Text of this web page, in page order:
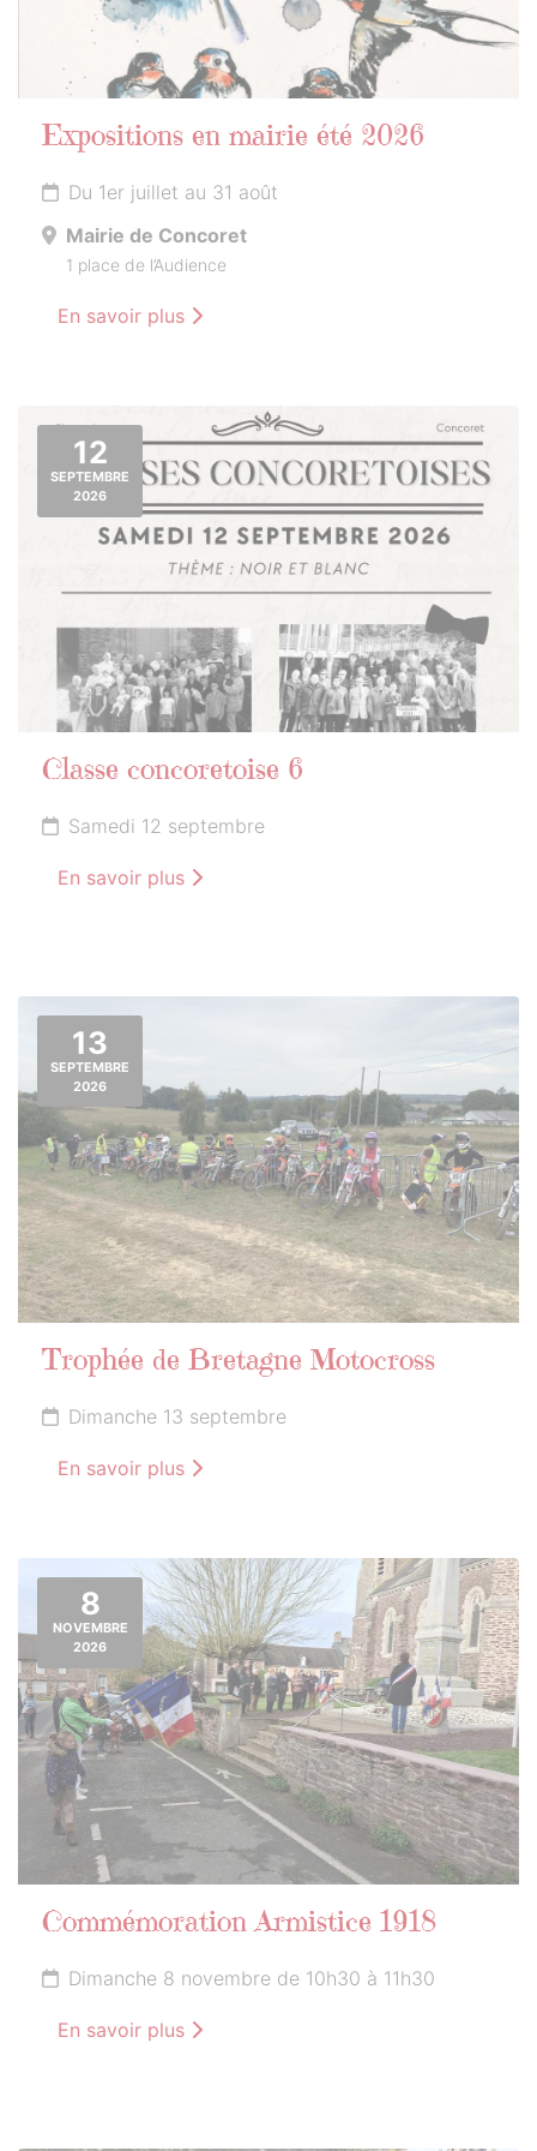
Expositions en mairie été 2026
Du 1er juillet au 31 août
Mairie de Concoret
1 place de l’Audience
En savoir plus
12
SEPTEMBRE
2026
Classe concoretoise 6
Samedi 12 septembre
En savoir plus
13
SEPTEMBRE
2026
Trophée de Bretagne Motocross
Dimanche 13 septembre
En savoir plus
8
NOVEMBRE
2026
Commémoration Armistice 1918
Dimanche 8 novembre de 10h30 à 11h30
En savoir plus